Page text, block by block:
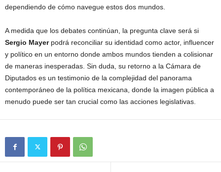
dependiendo de cómo navegue estos dos mundos.
A medida que los debates continúan, la pregunta clave será si
Sergio Mayerpodrá reconciliar su identidad como actor, influencer
y político en un entorno donde ambos mundos tienden a colisionar
de maneras inesperadas. Sin duda, su retorno a la Cámara de
Diputados es un testimonio de la complejidad del panorama
contemporáneo de la política mexicana, donde la imagen pública a
menudo puede ser tan crucial como las acciones legislativas.